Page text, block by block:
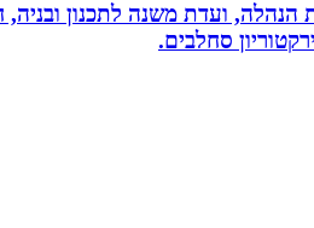
הנהלה, ועדת משנה לתכנון
סחלבים.